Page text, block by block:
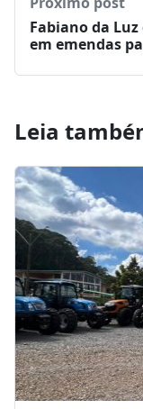
Fabiano da
em emendas
Leia